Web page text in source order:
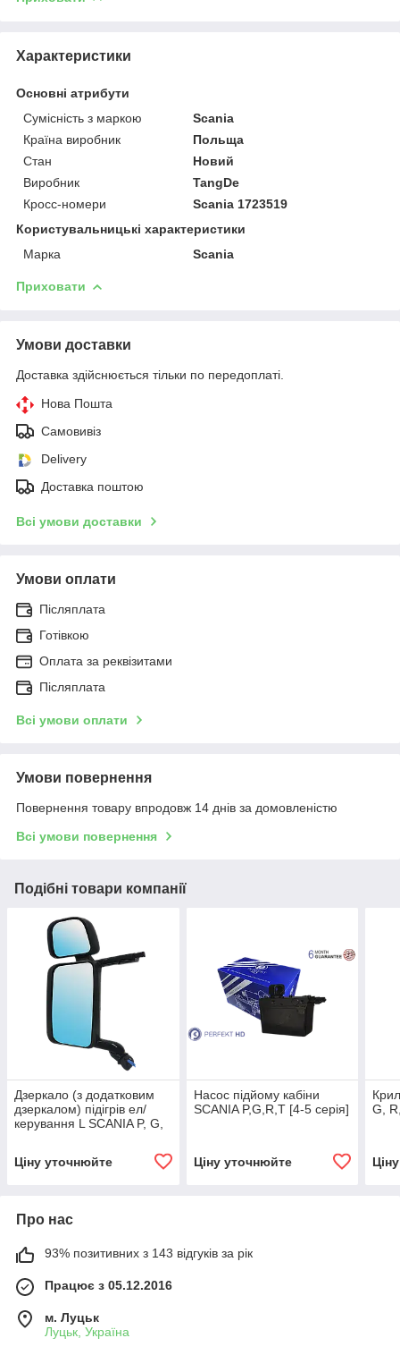
Характеристики
Основні атрибути
Сумісність з маркою
Scania
Країна виробник
Польща
Стан
Новий
Виробник
TangDe
Кросс-номери
Scania 1723519
Користувальницькі характеристики
Марка
Scania
Приховати
Умови доставки
Доставка здійснюється тільки по передоплаті.
Нова Пошта
Самовивіз
Delivery
Доставка поштою
Всі умови доставки
Умови оплати
Післяплата
Готівкою
Оплата за реквізитами
Післяплата
Всі умови оплати
Умови повернення
Повернення товару впродовж 14 днів за домовленістю
Всі умови повернення
Подібні товари компанії
Дзеркало (з додатковим
дзеркалом) підігрів ел/
керування L SCANIA P, G,
Ціну уточнюйте
Насос підйому кабіни
SCANIA P,G,R,T [4-5 серія]
Ціну уточнюйте
G,
Про нас
93% позитивних з 143 відгуків за рік
Працює з 05.12.2016
м. Луцьк
Луцьк, Україна